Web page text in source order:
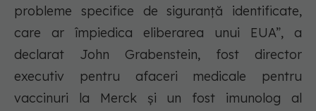
probleme specifice de siguranță identificate,
care ar împiedica eliberarea unui EUA”, a
declarat John Grabenstein, fost director
executiv pentru afaceri medicale pentru
vaccinuri la Merck și un fost imunolog al